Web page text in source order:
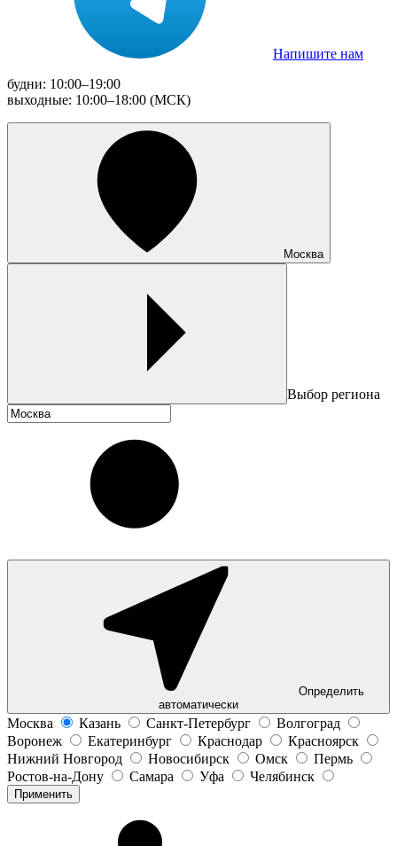
Напишите нам
будни: 10:00–19:00
выходные: 10:00–18:00 (МСК)
Москва
Выбор региона
Определить
автоматически
Москва Казань Санкт-Петербург
Волгоград
Воронеж
Екатеринбург Краснодар
Красноярск
Нижний Новгород
Новосибирск Омск
Пермь
Ростов-на-Дону
Самара Уфа Челябинск
Применить